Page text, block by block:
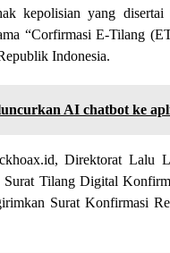
kepolisian yang
“Corfirmasi E-Tilang
Indonesia.
AI chatbot ke
Direktorat Lalu
Tilang Digital
Surat Konfirmasi